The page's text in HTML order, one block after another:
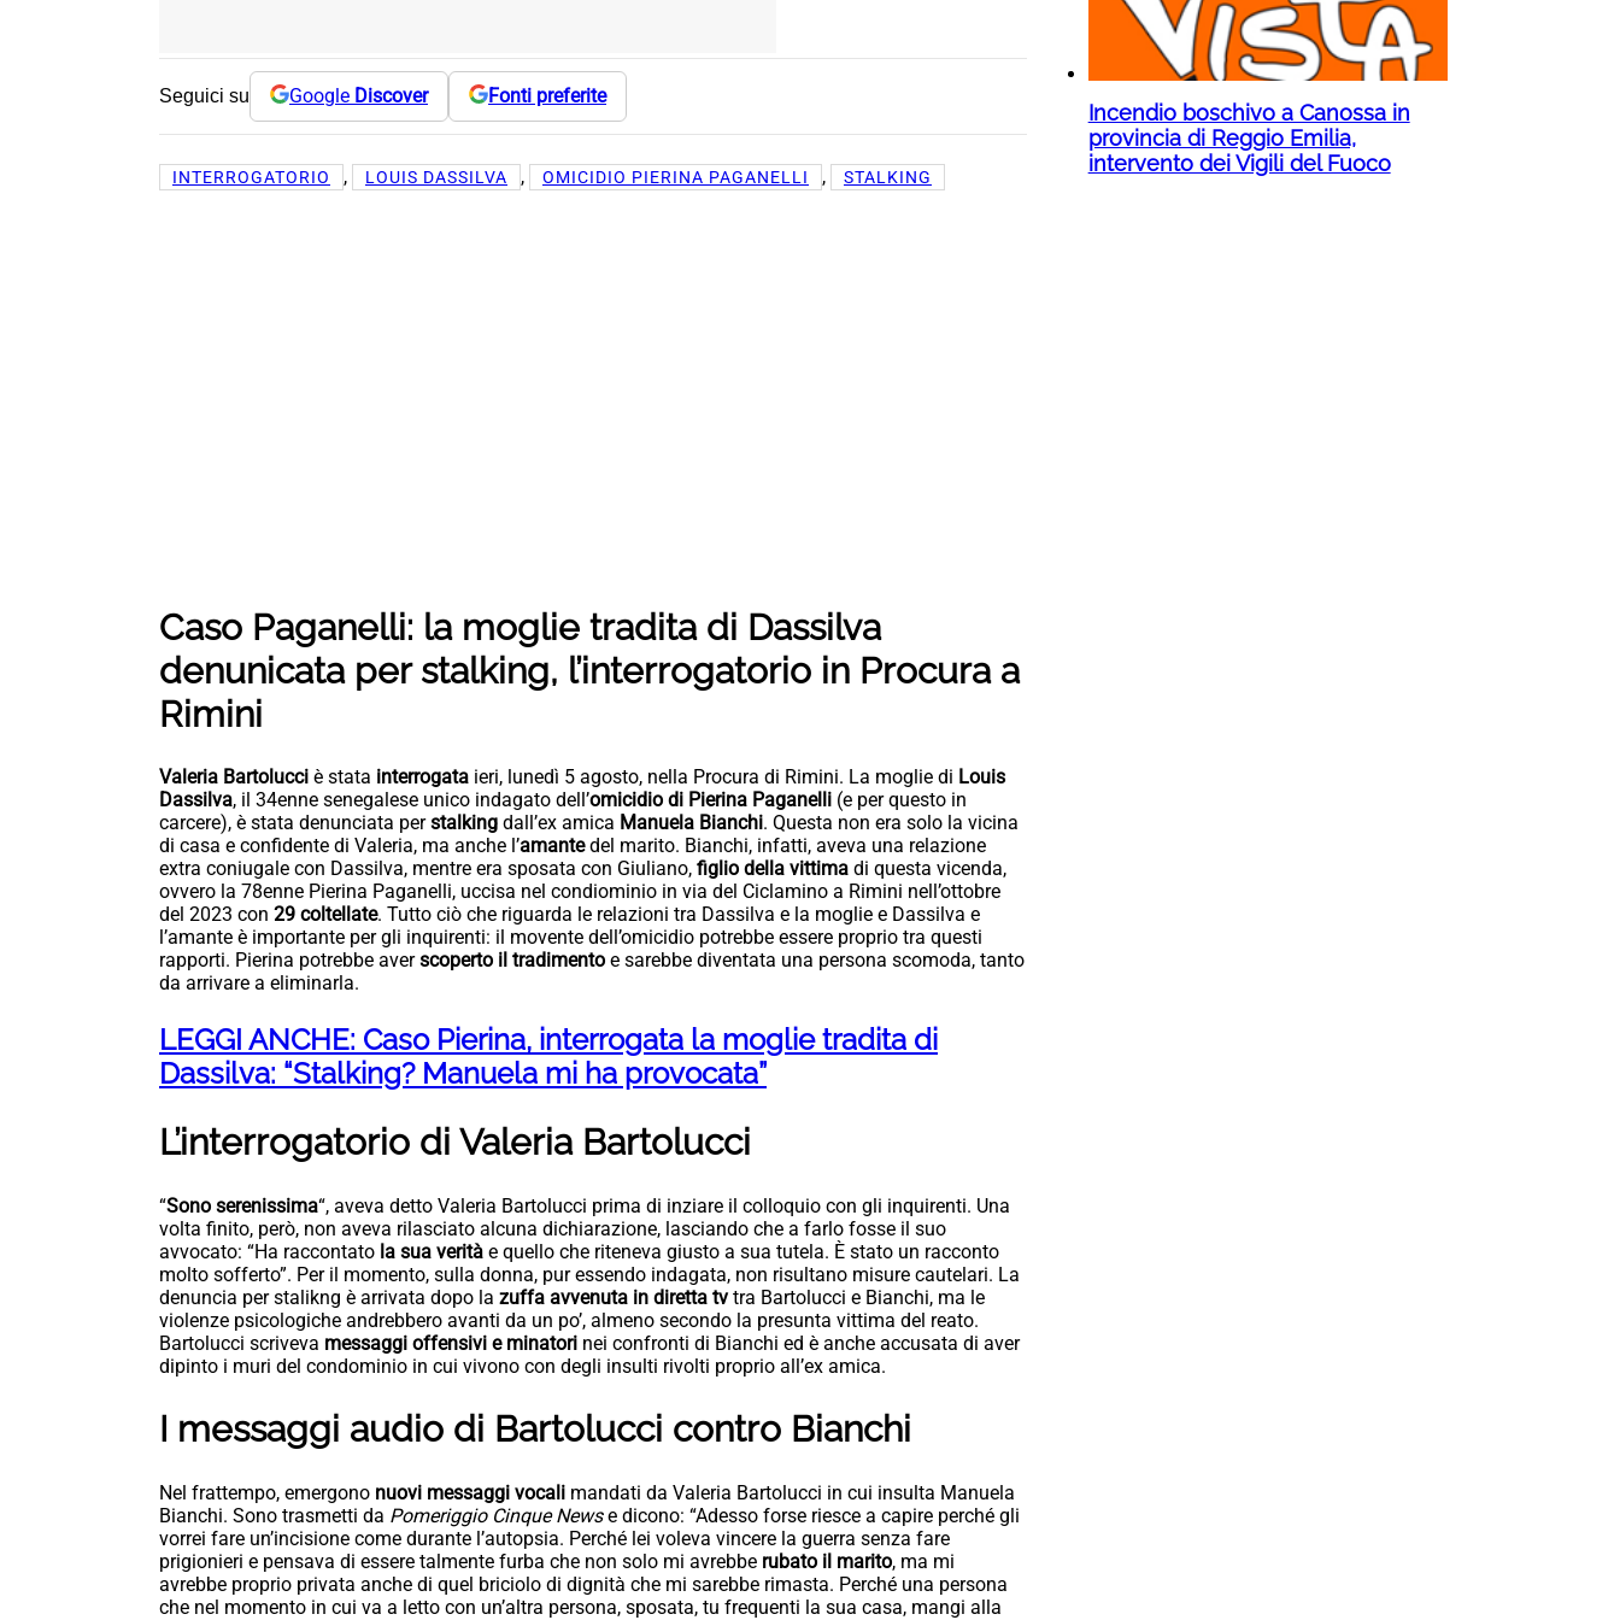
Seguici su Google Discover Fonti preferite
INTERROGATORIO , LOUIS DASSILVA , OMICIDIO PIERINA PAGANELLI , STALKING
Caso Paganelli: la moglie tradita di Dassilva
denunicata per stalking, l’interrogatorio in Procura a
Rimini
Valeria Bartolucci è stata interrogata ieri, lunedì 5 agosto, nella Procura di Rimini. La moglie di Louis
Dassilva, il 34enne senegalese unico indagato dell’omicidio di Pierina Paganelli (e per questo in
carcere), è stata denunciata perstalking dall’ex amica Manuela Bianchi. Questa non era solo la vicina
di casa e confidente di Valeria, ma anche l’amantedel marito. Bianchi, infatti, aveva una relazione
extra coniugale con Dassilva, mentre era sposata con Giuliano, figlio della vittima di questa vicenda,
ovvero la 78enne Pierina Paganelli, uccisa nel condiominio in via del Ciclamino a Rimini nell’ottobre
del 2023 con 29 coltellate. Tutto ciò che riguarda le relazioni tra Dassilva e la moglie e Dassilva e
l’amante è importante per gli inquirenti: il movente dell’omicidio potrebbe essere proprio tra questi
rapporti. Pierina potrebbe averscoperto il tradimento e sarebbe diventata una persona scomoda, tanto
da arrivare a eliminarla.
LEGGI ANCHE: Caso Pierina, interrogata la moglie tradita di
Dassilva: “Stalking? Manuela mi ha provocata”
L’interrogatorio di Valeria Bartolucci
“Sono serenissima“, aveva detto Valeria Bartolucci prima di inziare il colloquio con gli inquirenti. Una
volta finito, però, non aveva rilasciato alcuna dichiarazione, lasciando che a farlo fosse il suo
avvocato: “Ha raccontato la sua verità e quello che riteneva giusto a sua tutela. È stato un racconto
molto sofferto”. Per il momento, sulla donna, pur essendo indagata, non risultano misure cautelari. La
denuncia per stalikng è arrivata dopo la zuffa avvenuta in diretta tv tra Bartolucci e Bianchi, ma le
violenze psicologiche andrebbero avanti da un po’, almeno secondo la presunta vittima del reato.
Bartolucci scriveva messaggi offensivi e minatori nei confronti di Bianchi ed è anche accusata di aver
dipinto i muri del condominio in cui vivono con degli insulti rivolti proprio all’ex amica.
I messaggi audio di Bartolucci contro Bianchi
Nel frattempo, emergono nuovi messaggi vocali mandati da Valeria Bartolucci in cui insulta Manuela
Bianchi. Sono trasmetti da Pomeriggio Cinque Newse dicono: “Adesso forse riesce a capire perché gli
vorrei fare un’incisione come durante l’autopsia. Perché lei voleva vincere la guerra senza fare
prigionieri e pensava di essere talmente furba che non solo mi avrebbe rubato il marito, ma mi
avrebbe proprio privata anche di quel briciolo di dignità che mi sarebbe rimasta. Perché una persona
che nel momento in cui va a letto con un’altra persona, sposata, tu frequenti la sua casa, mangi alla
Incendio boschivo a Canossa in
provincia di Reggio Emilia,
intervento dei Vigili del Fuoco